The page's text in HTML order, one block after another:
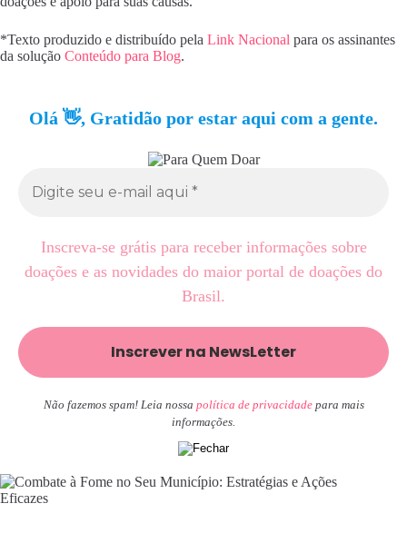
*Texto produzido e distribuído pela Link Nacional para os assinantes
da solução Conteúdo para Blog.
Olá 👋, Gratidão por estar aqui com a gente.
Inscreva-se grátis para receber informações sobre
doações e as novidades do maior portal de doações do
Brasil.
Não fazemos spam! Leia nossa política de privacidadepara mais
informações.